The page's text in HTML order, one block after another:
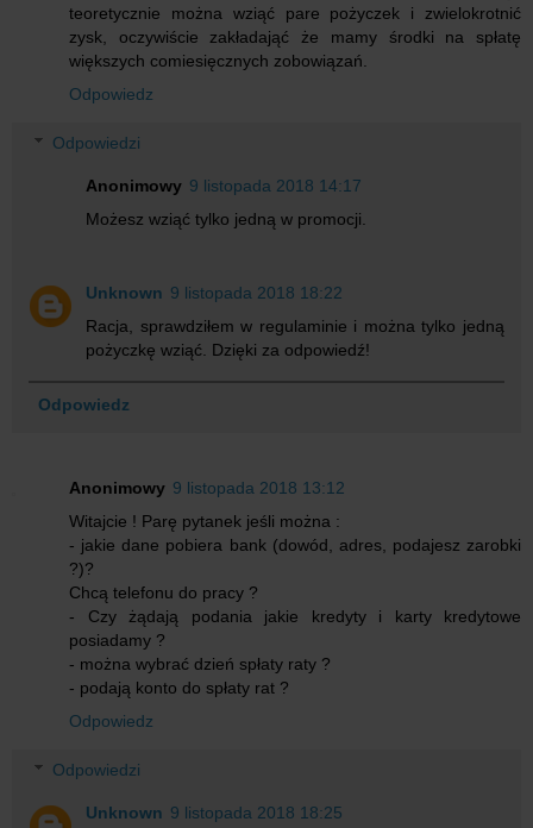
teoretycznie można wziąć pare pożyczek i zwielokrotnić
zysk, oczywiście zakładająć że mamy środki na spłatę
większych comiesięcznych zobowiązań.
Odpowiedz
Odpowiedzi
Anonimowy 9 listopada 2018 14:17
Możesz wziąć tylko jedną w promocji.
Unknown 9 listopada 2018 18:22
Racja, sprawdziłem w regulaminie i można tylko jedną
pożyczkę wziąć. Dzięki za odpowiedź!
Odpowiedz
Anonimowy 9 listopada 2018 13:12
Witajcie ! Parę pytanek jeśli można :
- jakie dane pobiera bank (dowód, adres, podajesz zarobki
?)?
Chcą telefonu do pracy ?
- Czy żądają podania jakie kredyty i karty kredytowe
posiadamy ?
- można wybrać dzień spłaty raty ?
- podają konto do spłaty rat ?
Odpowiedz
Odpowiedzi
Unknown 9 listopada 2018 18:25